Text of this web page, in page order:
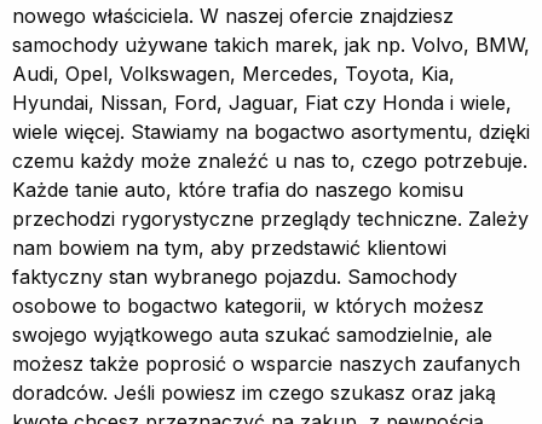
nowego właściciela. W naszej ofercie znajdziesz
samochody używane takich marek, jak np. Volvo, BMW,
Audi, Opel, Volkswagen, Mercedes, Toyota, Kia,
Hyundai, Nissan, Ford, Jaguar, Fiat czy Honda i wiele,
wiele więcej. Stawiamy na bogactwo asortymentu, dzięki
czemu każdy może znaleźć u nas to, czego potrzebuje.
Każde tanie auto, które trafia do naszego komisu
przechodzi rygorystyczne przeglądy techniczne. Zależy
nam bowiem na tym, aby przedstawić klientowi
faktyczny stan wybranego pojazdu. Samochody
osobowe to bogactwo kategorii, w których możesz
swojego wyjątkowego auta szukać samodzielnie, ale
możesz także poprosić o wsparcie naszych zaufanych
doradców. Jeśli powiesz im czego szukasz oraz jaką